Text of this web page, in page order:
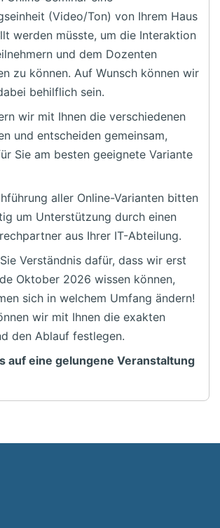
(Video/Ton) von Ihrem Haus
werden müsste, um die Interaktion
und dem Dozenten
zu können. Auf Wunsch können wir
behilflich sein.
wir mit Ihnen die verschiedenen
und entscheiden gemeinsam,
Sie am besten geeignete Variante
aller Online-Varianten bitten
um Unterstützung durch einen
aus Ihrer IT-Abteilung.
Verständnis dafür, dass wir erst
Oktober 2026 wissen können,
sich in welchem Umfang ändern!
wir mit Ihnen die exakten
den Ablauf festlegen.
auf eine gelungene Veranstaltung